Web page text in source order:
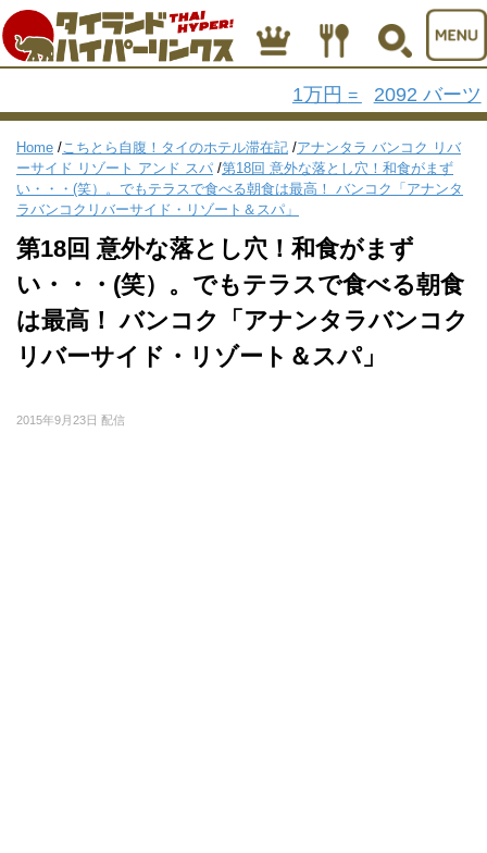
1万円 = 2092 バーツ
Home /こちとら自腹！タイのホテル滞在記 /アナンタラ バンコク リバ
ーサイド リゾート アンド スパ /第18回 意外な落とし穴！和食がまず
い・・・(笑）。でもテラスで食べる朝食は最高！ バンコク「アナンタ
ラバンコクリバーサイド・リゾート＆スパ」
第18回 意外な落とし穴！和食がまず
い・・・(笑）。でもテラスで食べる朝食
は最高！ バンコク「アナンタラバンコク
リバーサイド・リゾート＆スパ」
2015年9月23日 配信